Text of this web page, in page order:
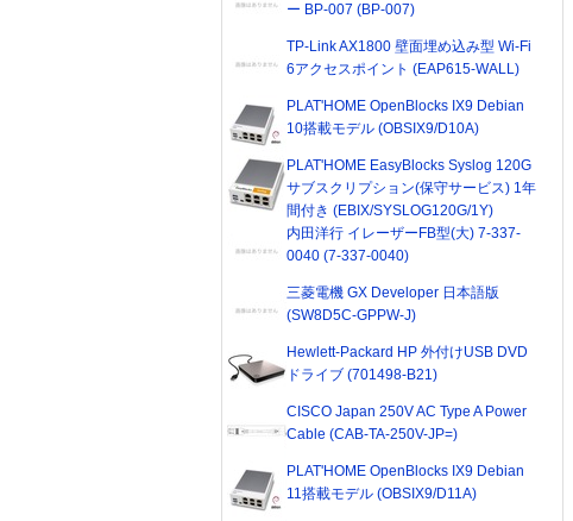
ー BP-007 (BP-007)
TP-Link AX1800 壁面埋め込み型 Wi-Fi
6アクセスポイント (EAP615-WALL)
PLAT'HOME OpenBlocks IX9 Debian
10搭載モデル (OBSIX9/D10A)
PLAT'HOME EasyBlocks Syslog 120G
サブスクリプション(保守サービス) 1年
間付き (EBIX/SYSLOG120G/1Y)
内田洋行 イレーザーFB型(大) 7-337-
0040 (7-337-0040)
三菱電機 GX Developer 日本語版
(SW8D5C-GPPW-J)
Hewlett-Packard HP 外付けUSB DVD
ドライブ (701498-B21)
CISCO Japan 250V AC Type A Power
Cable (CAB-TA-250V-JP=)
PLAT'HOME OpenBlocks IX9 Debian
11搭載モデル (OBSIX9/D11A)